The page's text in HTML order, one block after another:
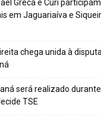
Greca e Curi
em Jaguariaíva e
chega unida à
será realizado
TSE